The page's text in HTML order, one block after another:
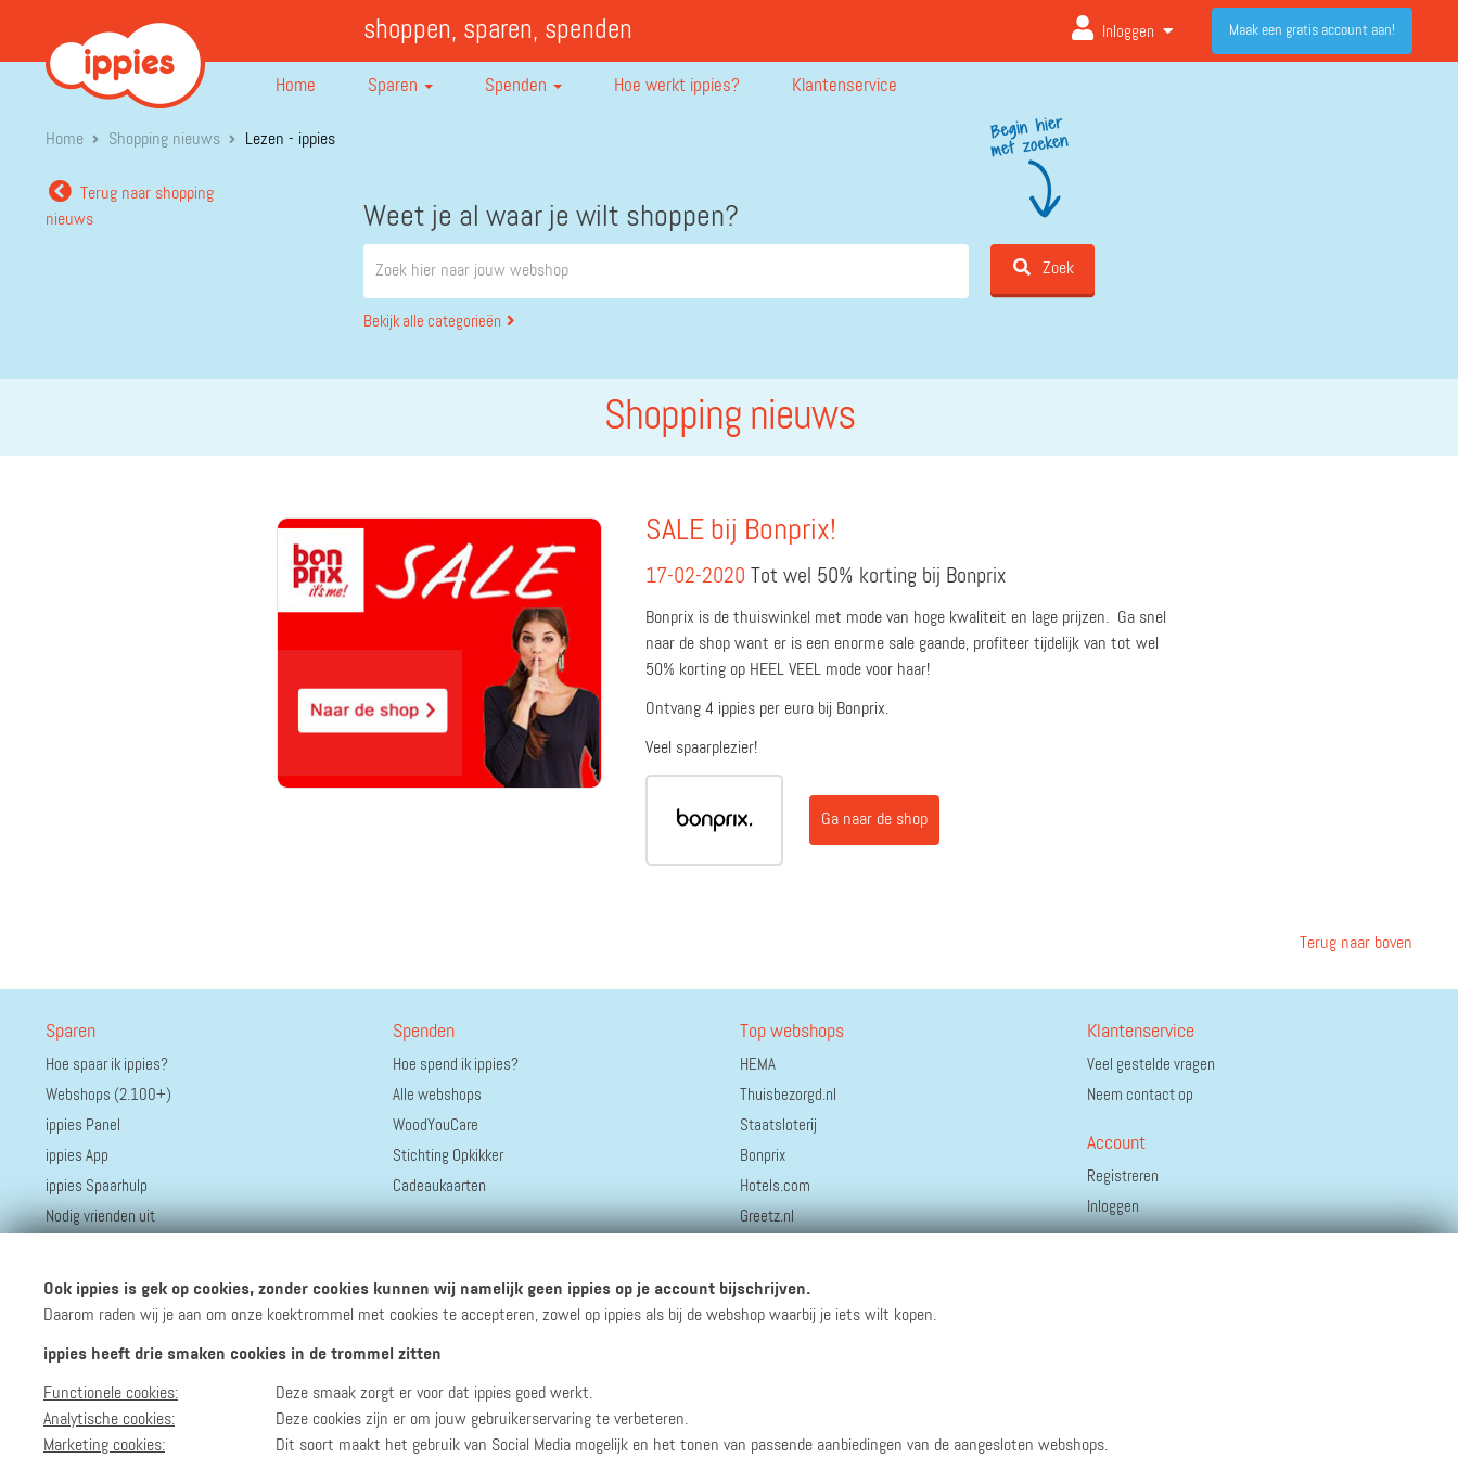
shoppen, sparen, spenden Inloggen Maak een gratis account aan!
Home Sparen Spenden Hoe werkt ippies? Klantenservice
Home Shopping nieuws Lezen - ippies
Terug naar shopping
nieuws
Weet je al waar je wilt shoppen?
Bekijk alle categorieën
Zoek
Shopping nieuws
SALE bij Bonprix!
17-02-2020 Tot wel 50% korting bij Bonprix
Bonprix is de thuiswinkel met mode van hoge kwaliteit en lage prijzen. Ga snel
naar de shop want er is een enorme sale gaande, profiteer tijdelijk van tot wel
50% korting op HEEL VEEL mode voor haar!
Ontvang 4 ippies per euro bij Bonprix.
Veel spaarplezier!
Ga naar de shop
Terug naar boven
Sparen
Hoe spaar ik ippies?
Webshops (2.100+)
ippies Panel
ippies App
ippies Spaarhulp
Nodig vrienden uit
Spenden
Hoe spend ik ippies?
Alle webshops
WoodYouCare
Stichting Opkikker
Cadeaukaarten
Top webshops
HEMA
Thuisbezorgd.nl
Staatsloterij
Bonprix
Hotels.com
Greetz.nl
AliExpress
Klantenservice
Veel gestelde vragen
Neem contact op
Account
Registreren
Inloggen
Volg ippies Blijf op de hoogte van het groeiende aantal winkels, winacties en andere updates!
Ook ippies is gek op cookies, zonder cookies kunnen wij namelijk geen ippies op je account bijschrijven.
Daarom raden wij je aan om onze koektrommel met cookies te accepteren, zowel op ippies als bij de webshop waarbij je iets wilt kopen.
ippies heeft drie smaken cookies in de trommel zitten
Functionele cookies:
Deze smaak zorgt er voor dat ippies goed werkt.
Analytische cookies:
Deze cookies zijn er om jouw gebruikerservaring te verbeteren.
Marketing cookies:
Dit soort maakt het gebruik van Social Media mogelijk en het tonen van passende aanbiedingen van de aangesloten webshops.